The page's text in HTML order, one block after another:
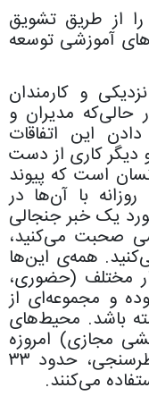
از طریق تشویق
آموزشی توسعه
و کارمندان
مدیران و
این اتفاقات
دیگر کاری از دست
است که پیوند
با آن‌ها در
یک خبر جنجالی
صحبت می‌کنید،
همه‌ی این‌ها
مختلف (حضوری،
و مجموعه‌ای از
باشد. محیط‌های
مجازی) امروزه
بسیار متداول شده و طبق یک نظرسنجی، حدود ۳۳
می‌کنند.